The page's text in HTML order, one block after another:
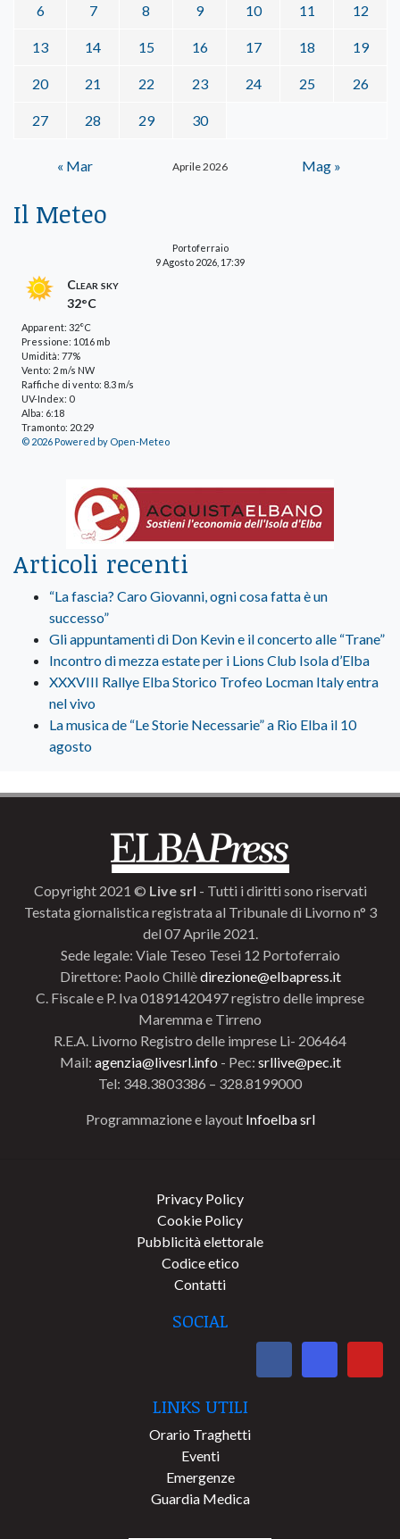
Aprile 2026
6 7 8 9 10 11 12
13 14 15 16 17 18 19
20 21 22 23 24 25 26
27 28 29 30
« Mar Mag »
Il Meteo
Portoferraio
9 Agosto 2026, 17:39
Clear sky
32°C
Apparent: 32°C
Pressione: 1016 mb
Umidità: 77%
Vento: 2 m/s NW
Raffiche di vento: 8.3 m/s
UV-Index: 0
Alba: 6:18
Tramonto: 20:29
© 2026 Powered by Open-Meteo
Articoli recenti
“La fascia? Caro Giovanni, ogni cosa fatta è un
successo”
Gli appuntamenti di Don Kevin e il concerto alle “Trane”
Incontro di mezza estate per i Lions Club Isola d’Elba
XXXVIII Rallye Elba Storico Trofeo Locman Italy entra
nel vivo
La musica de “Le Storie Necessarie” a Rio Elba il 10
agosto
Copyright 2021 © Live srl - Tutti i diritti sono riservati
Testata giornalistica registrata al Tribunale di Livorno n° 3
del 07 Aprile 2021.
Sede legale: Viale Teseo Tesei 12 Portoferraio
Direttore: Paolo Chillèdirezione@elbapress.it
C. Fiscale e P. Iva 01891420497 registro delle imprese
Maremma e Tirreno
R.E.A. Livorno Registro delle imprese Li- 206464
Mail: agenzia@livesrl.info - Pec: srllive@pec.it
Tel: 348.3803386 – 328.8199000
Programmazione e layout Infoelba srl
Privacy Policy
Cookie Policy
Pubblicità elettorale
Codice etico
Contatti
SOCIAL
LINKS UTILI
Orario Traghetti
Eventi
Emergenze
Guardia Medica